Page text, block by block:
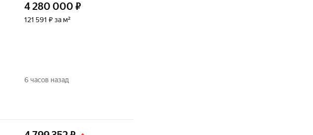
4 280 000 ₽
121 591 ₽ за м²
6 часов назад